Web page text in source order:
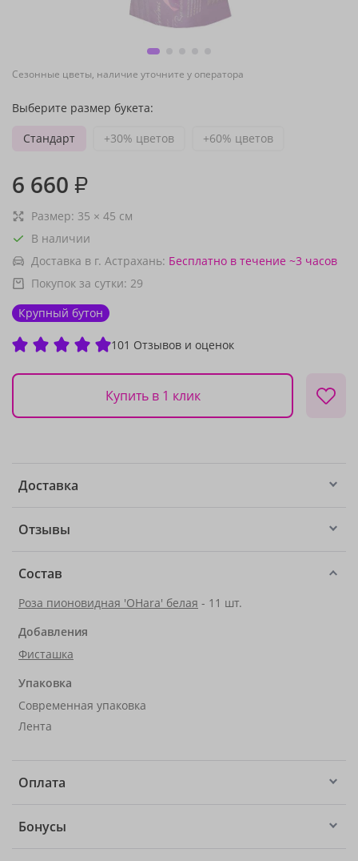
Сезонные цветы, наличие уточните у оператора
Выберите размер букета:
Стандарт
+30% цветов +60% цветов
6 660 ₽
Размер: 35 × 45 см
В наличии
Доставка в г. Астрахань: Бесплатно в течение ~3 часов
Покупок за сутки: 29
Крупный бутон
101 Отзывов и оценок
Купить в 1 клик
Доставка
Отзывы
Состав
Роза пионовидная 'OHara' белая - 11 шт.
Добавления
Фисташка
Упаковка
Современная упаковка
Лента
Оплата
Бонусы